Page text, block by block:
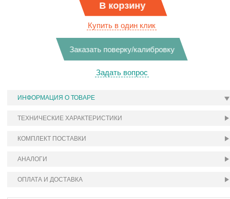
В корзину
Купить в один клик
Заказать поверку/калибровку
Задать вопрос
ИНФОРМАЦИЯ О ТОВАРЕ
ТЕХНИЧЕСКИЕ ХАРАКТЕРИСТИКИ
КОМПЛЕКТ ПОСТАВКИ
АНАЛОГИ
ОПЛАТА И ДОСТАВКА